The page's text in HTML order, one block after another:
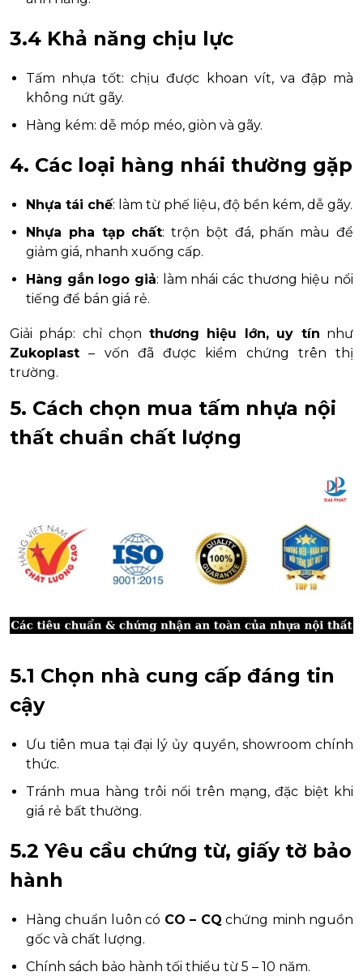
3.4 Khả năng chịu lực
Tấm nhựa tốt: chịu được khoan vít, va đập mà
không nứt gãy.
Hàng kém: dễ móp méo, giòn và gãy.
4. Các loại hàng nhái thường gặp
Nhựa tái chế: làm từ phế liệu, độ bền kém, dễ gãy.
Nhựa pha tạp chất: trộn bột đá, phấn màu để
giảm giá, nhanh xuống cấp.
Hàng gắn logo giả: làm nhái các thương hiệu nổi
tiếng để bán giá rẻ.
Giải pháp: chỉ chọn thương hiệu lớn, uy tín như
Zukoplast – vốn đã được kiểm chứng trên thị
trường.
5. Cách chọn mua tấm nhựa nội
thất chuẩn chất lượng
5.1 Chọn nhà cung cấp đáng tin
cậy
Ưu tiên mua tại đại lý ủy quyền, showroom chính
thức.
Tránh mua hàng trôi nổi trên mạng, đặc biệt khi
giá rẻ bất thường.
5.2 Yêu cầu chứng từ, giấy tờ bảo
hành
Hàng chuẩn luôn có CO – CQ chứng minh nguồn
gốc và chất lượng.
Chính sách bảo hành tối thiểu từ 5 – 10 năm.